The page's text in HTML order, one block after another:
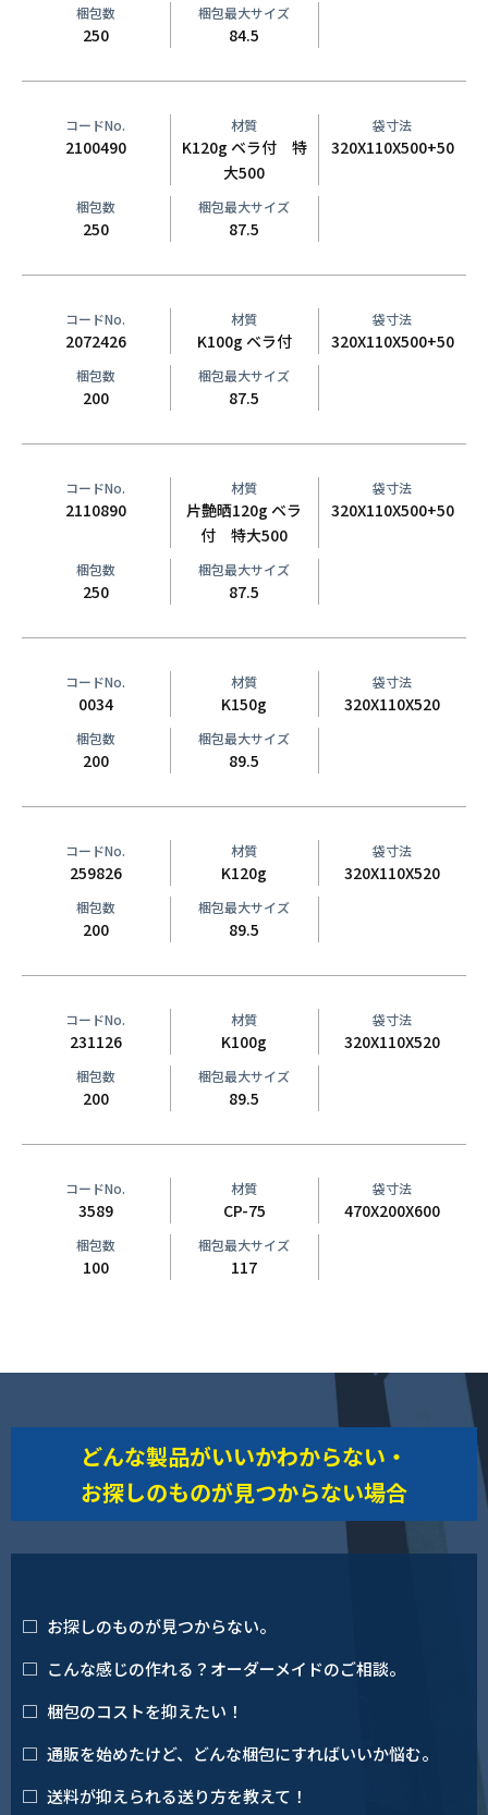
梱包数
250
梱包最大サイズ
84.5
コードNo.
2100490
材質
K120g ベラ付 特
大500
袋寸法
320X110X500+50
梱包数
250
梱包最大サイズ
87.5
コードNo.
2072426
材質
K100g ベラ付
袋寸法
320X110X500+50
梱包数
200
梱包最大サイズ
87.5
コードNo.
2110890
材質
片艶晒120g ベラ
付 特大500
袋寸法
320X110X500+50
梱包数
250
梱包最大サイズ
87.5
コードNo.
0034
材質
K150g
袋寸法
320X110X520
梱包数
200
梱包最大サイズ
89.5
コードNo.
259826
材質
K120g
袋寸法
320X110X520
梱包数
200
梱包最大サイズ
89.5
コードNo.
231126
材質
K100g
袋寸法
320X110X520
梱包数
200
梱包最大サイズ
89.5
コードNo.
3589
材質
CP-75
袋寸法
470X200X600
梱包数
100
梱包最大サイズ
117
どんな製品がいいかわからない・
お探しのものが見つからない場合
お探しのものが見つからない。
こんな感じの作れる？オーダーメイドのご相談。
梱包のコストを抑えたい！
通販を始めたけど、どんな梱包にすればいいか悩む。
送料が抑えられる送り方を教えて！